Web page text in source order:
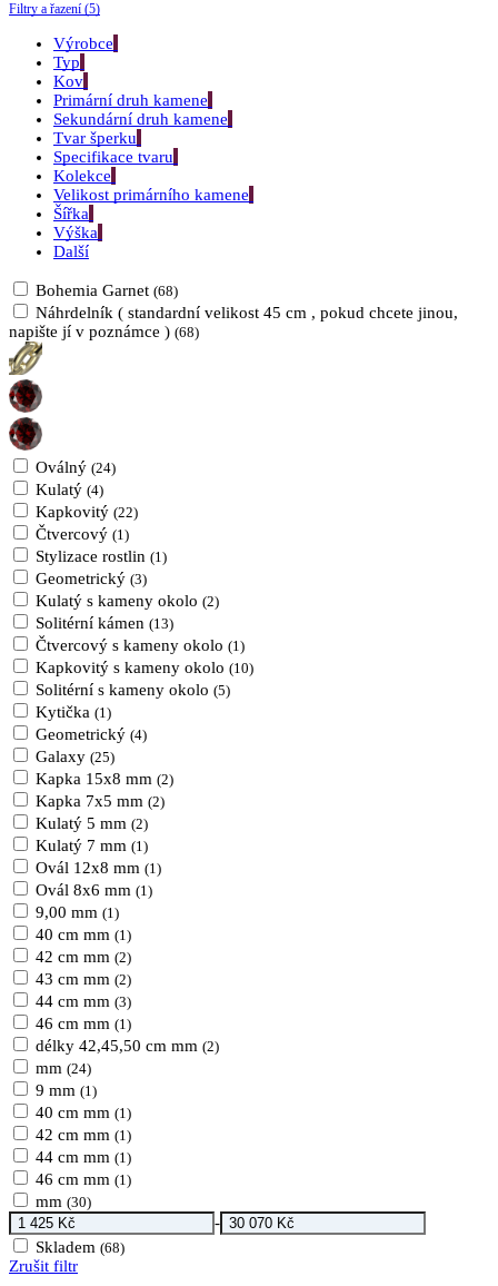
Filtry a řazení (5)
Výrobce
Typ
Kov
Primární druh kamene
Sekundární druh kamene
Tvar šperku
Specifikace tvaru
Kolekce
Velikost primárního kamene
Šířka
Výška
Další
Bohemia Garnet (68)
Náhrdelník ( standardní velikost 45 cm , pokud chcete jinou,
napište jí v poznámce ) (68)
Oválný (24)
Kulatý (4)
Kapkovitý (22)
Čtvercový (1)
Stylizace rostlin (1)
Geometrický (3)
Kulatý s kameny okolo (2)
Solitérní kámen (13)
Čtvercový s kameny okolo (1)
Kapkovitý s kameny okolo (10)
Solitérní s kameny okolo (5)
Kytička (1)
Geometrický (4)
Galaxy (25)
Kapka 15x8 mm (2)
Kapka 7x5 mm (2)
Kulatý 5 mm (2)
Kulatý 7 mm (1)
Ovál 12x8 mm (1)
Ovál 8x6 mm (1)
9,00 mm (1)
40 cm mm (1)
42 cm mm (2)
43 cm mm (2)
44 cm mm (3)
46 cm mm (1)
délky 42,45,50 cm mm (2)
mm (24)
9 mm (1)
40 cm mm (1)
42 cm mm (1)
44 cm mm (1)
46 cm mm (1)
mm (30)
-
Skladem (68)
Zrušit filtr